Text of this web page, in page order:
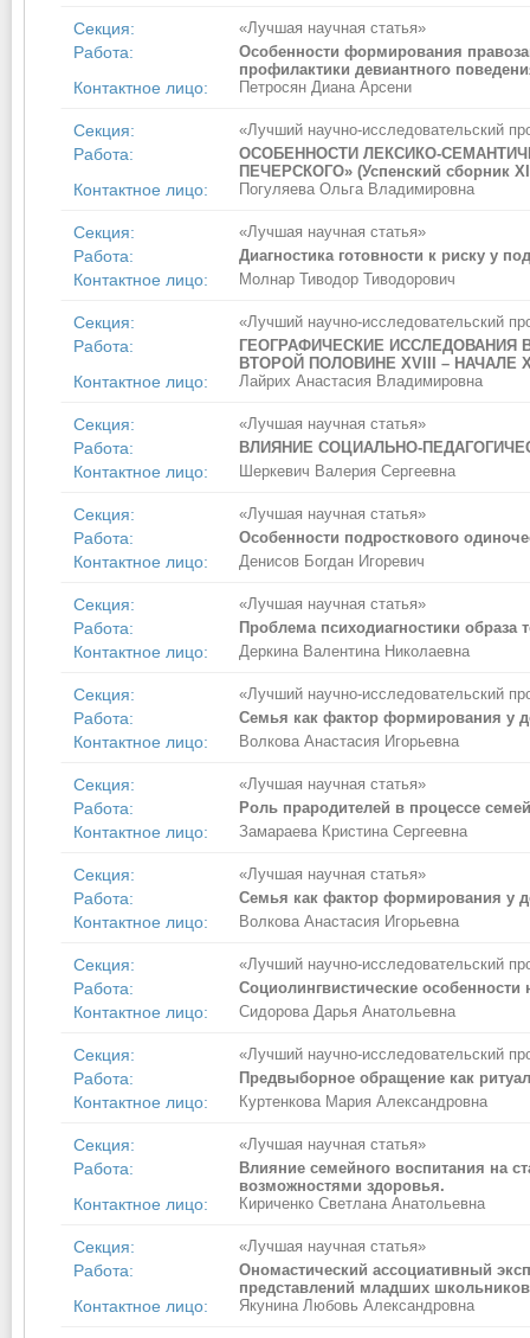
Секция: «Лучшая научная статья»
Работа:
Особенности формирования
профилактики девиантного
Контактное лицо: Петросян Диана Арсени
Секция: «Лучший научно-исследовательский
Работа:
ОСОБЕННОСТИ ЛЕКСИКО-
ПЕЧЕРСКОГО» (Успенский сборник
Контактное лицо: Погуляева Ольга Владимировна
Секция: «Лучшая научная статья»
Работа: Диагностика готовности к риску у
Контактное лицо: Молнар Тиводор Тиводорович
Секция: «Лучший научно-исследовательский
Работа:
ГЕОГРАФИЧЕСКИЕ
ВТОРОЙ ПОЛОВИНЕ XVIII – НАЧАЛЕ
Контактное лицо: Лайрих Анастасия Владимировна
Секция: «Лучшая научная статья»
Работа: ВЛИЯНИЕ СОЦИАЛЬНО-
Контактное лицо: Шеркевич Валерия Сергеевна
Секция: «Лучшая научная статья»
Работа: Особенности подросткового
Контактное лицо: Денисов Богдан Игоревич
Секция: «Лучшая научная статья»
Работа: Проблема психодиагностики образа
Контактное лицо: Деркина Валентина Николаевна
Секция: «Лучший научно-исследовательский
Работа: Семья как фактор формирования у
Контактное лицо: Волкова Анастасия Игорьевна
Секция: «Лучшая научная статья»
Работа: Роль прародителей в процессе
Контактное лицо: Замараева Кристина Сергеевна
Секция: «Лучшая научная статья»
Работа: Семья как фактор формирования у
Контактное лицо: Волкова Анастасия Игорьевна
Секция: «Лучший научно-исследовательский
Работа: Социолингвистические
Контактное лицо: Сидорова Дарья Анатольевна
Секция: «Лучший научно-исследовательский
Работа: Предвыборное обращение как
Контактное лицо: Куртенкова Мария Александровна
Секция: «Лучшая научная статья»
Работа:
Влияние семейного воспитания на
возможностями здоровья.
Контактное лицо: Кириченко Светлана Анатольевна
Секция: «Лучшая научная статья»
Работа:
Ономастический ассоциативный
представлений младших школьников
Контактное лицо: Якунина Любовь Александровна